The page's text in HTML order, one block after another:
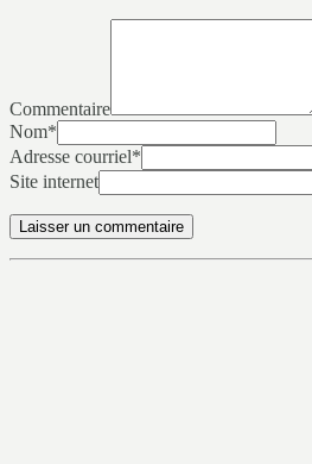
Commentaire
Nom*
Adresse courriel*
Site internet